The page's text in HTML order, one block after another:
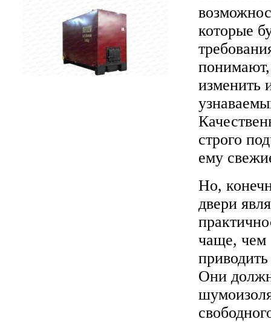
которые
изменить
строго
ему
Но,
двери
чаще, чем
Они